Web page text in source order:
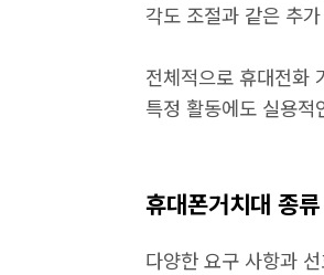
각도 조절과 같은 추
전체적으로 휴대전화
특정 활동에도 실용적
휴대폰거치대 종류
다양한 요구 사항과